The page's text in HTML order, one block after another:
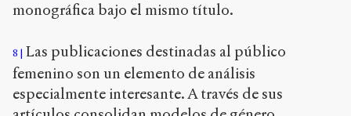
monográfica bajo el mismo título.
8
Las publicaciones destinadas al público
femenino son un elemento de análisis
especialmente interesante. A través de sus